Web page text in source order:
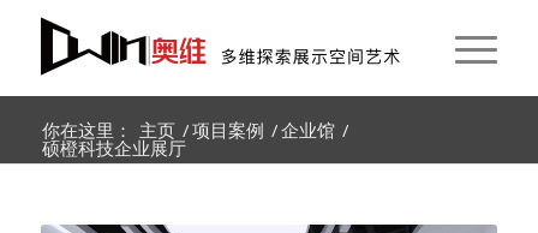
你在这里： 主页 /项目案例 /企业馆 /
硕橙科技企业展厅